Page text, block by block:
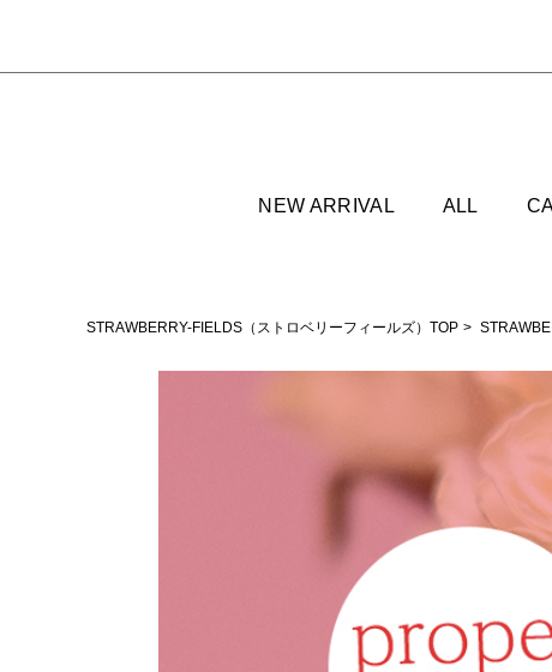
NEW ARRIVAL ALL
STRAWBERRY-FIELDS（ストロベリーフィールズ）TOP